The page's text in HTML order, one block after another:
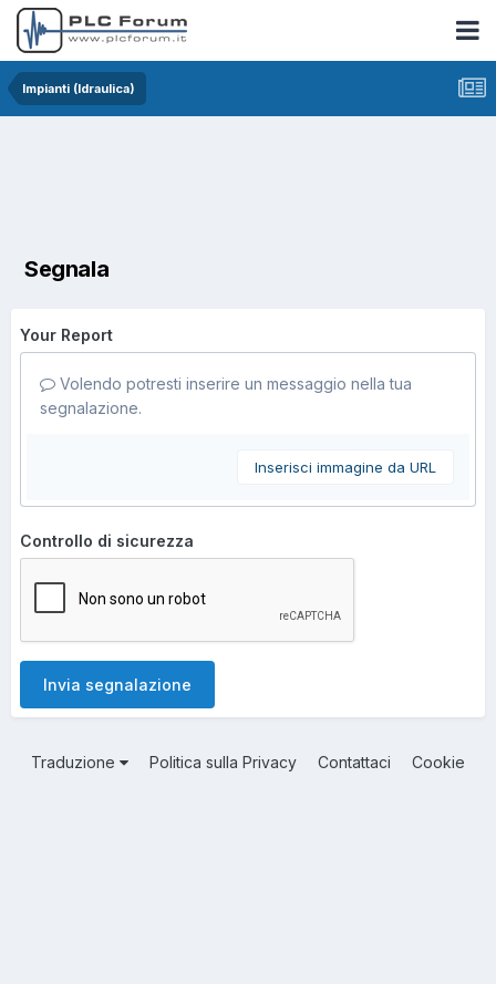
Impianti (Idraulica)
Segnala
Your Report
Volendo potresti inserire un messaggio nella tua
segnalazione.
Inserisci immagine da URL
Controllo di sicurezza
Invia segnalazione
Traduzione Politica sulla Privacy Contattaci Cookie